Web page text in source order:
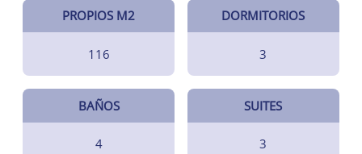
PROPIOS M2
116
DORMITORIOS
3
BAÑOS
4
SUITES
3